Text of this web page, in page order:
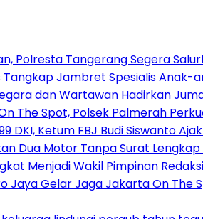
Polresta Tangerang Segera
Tangkap Jambret Spesialis Anak-
dan Wartawan Hadirkan
The Spot, Polsek Palmerah
DKI, Ketum FBJ Budi Siswanto
Dua Motor Tanpa Surat
Menjadi Wakil Pimpinan
Jaya Gelar Jaga Jakarta On The